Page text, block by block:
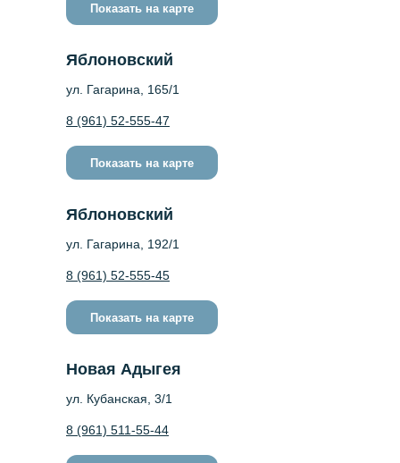
Яблоновский
ул. Гагарина, 192/1
8 (961) 52-555-45
Показать на карте
Показать на карте
Яблоновский
ул. Гагарина, 165/1
8 (961) 52-555-47
Показать на карте
Новая Адыгея
ул. Кубанская, 3/1
8 (961) 511-55-44